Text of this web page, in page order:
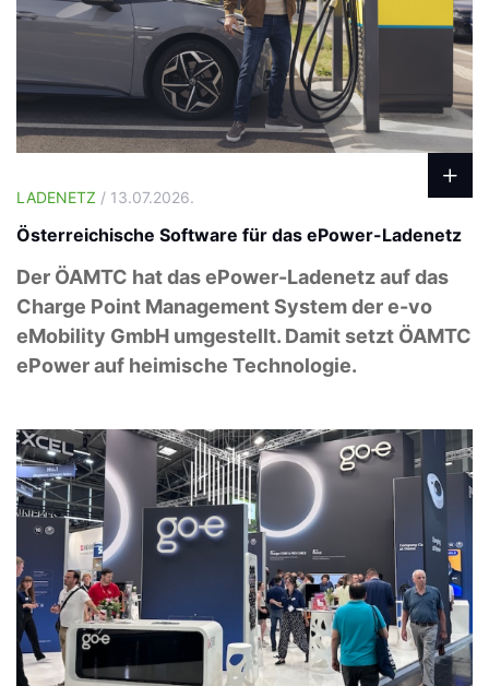
LADENETZ / 13.07.2026.
Österreichische Software für das ePower-Ladenetz
Der ÖAMTC hat das ePower-Ladenetz auf das
Charge Point Management System der e-vo
eMobility GmbH umgestellt. Damit setzt ÖAMTC
ePower auf heimische Technologie.